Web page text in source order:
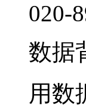
020-
数据
用数